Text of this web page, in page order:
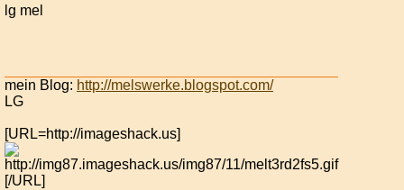
lg mel
mein Blog: http://melswerke.blogspot.com/
LG
[URL=http://imageshack.us]
[/URL]